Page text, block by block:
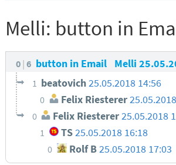
Melli: button in
0 6 button in Email Melli
1 beatovich25.05.2018 14:56
0 Felix Riesterer
0 Felix Riesterer25.05.2018
1 TS 25.05.2018 16:18
0 Rolf B 25.05.2018 17:03